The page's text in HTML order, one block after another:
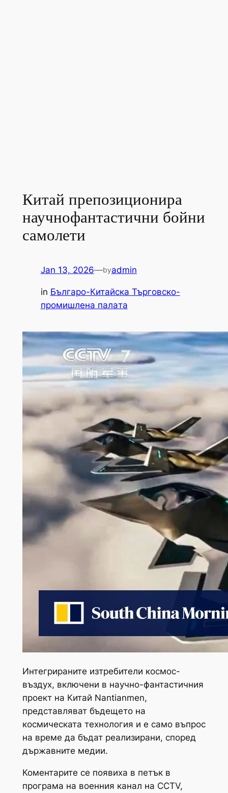
Китай препозиционира
научнофантастични бойни
самолети
Jan 13, 2026—byadmin
in Българо-Китайска Търговско-
промишлена палaта
Интегрираните изтребители космос-
въздух, включени в научно-фантастичния
проект на Китай Nantianmen,
представляват бъдещето на
космическата технология и е само въпрос
на време да бъдат реализирани, според
държавните медии.
Коментарите се появиха в петък в
програма на военния канал на CCTV,